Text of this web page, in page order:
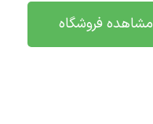
مشاهده فروشگاه